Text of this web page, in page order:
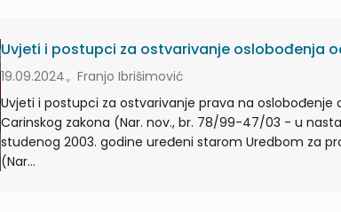
Uvjeti i postupci za ostvarivanje oslobođenja
19.09.2024., Franjo Ibrišimović
Uvjeti i postupci za ostvarivanje prava na oslobođenje
Carinskog zakona (Nar. nov., br. 78/99-47/03 - u
studenog 2003. godine uređeni starom Uredbom za
(Nar...